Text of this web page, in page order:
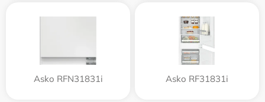
Asko RFN31831i Asko RF31831i